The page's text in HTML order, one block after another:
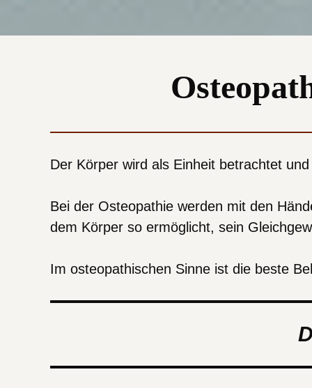
Der Körper wird als Einheit betrachtet
Bei der Osteopathie werden mit den
dem Körper so ermöglicht, sein
Im osteopathischen Sinne ist die beste